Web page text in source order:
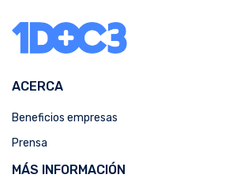
ACERCA
Beneficios empresas
Prensa
MÁS INFORMACIÓN